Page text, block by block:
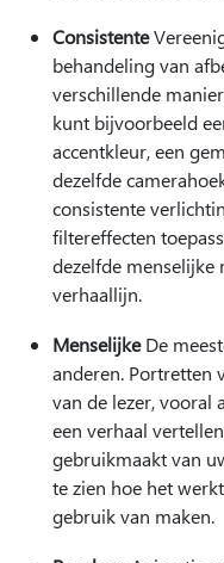
Consistente
behandeling van
verschillende
kunt bijvoorbeeld
accentkleur, een
dezelfde
consistente
filtereffecten
dezelfde menselijke
verhaallijn.
MenselijkeDe
anderen. Portretten
van de lezer, vooral
een verhaal
gebruikmaakt van
te zien hoe het
gebruik van maken.